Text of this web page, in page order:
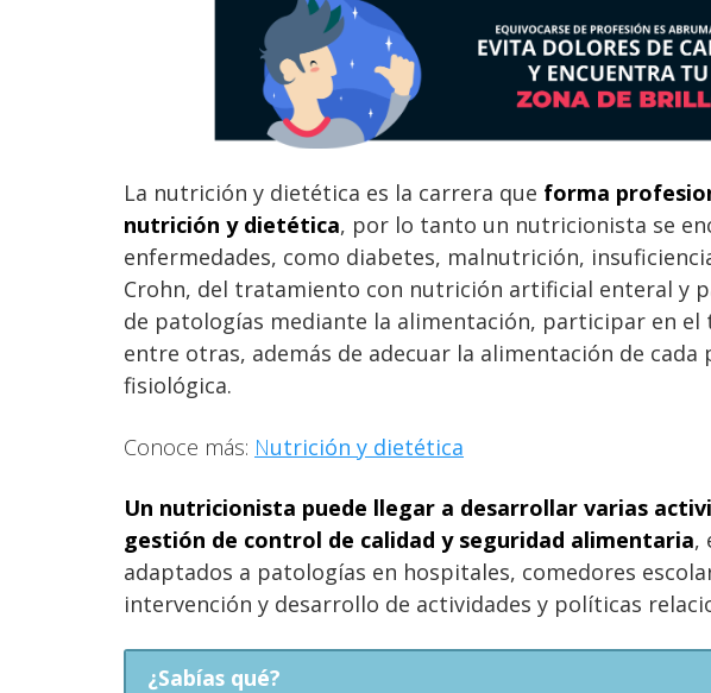
La nutrición y dietética es la carrera que forma
nutrición y dietética, por lo tanto un nutricionista se
enfermedades, como diabetes, malnutrición,
Crohn, del tratamiento con nutrición artificial enteral y
de patologías mediante la alimentación, participar en
entre otras, además de adecuar la alimentación de
fisiológica.
Conoce más: Nutrición y dietética
Un nutricionista puede llegar a desarrollar varias
gestión de control de calidad y seguridad alimentaria,
adaptados a patologías en hospitales, comedores
intervención y desarrollo de actividades y políticas
¿Sabías qué?